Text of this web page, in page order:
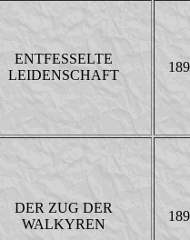
ENTFESSELTE
LEIDENSCHAFT
DER ZUG DER
WALKYREN